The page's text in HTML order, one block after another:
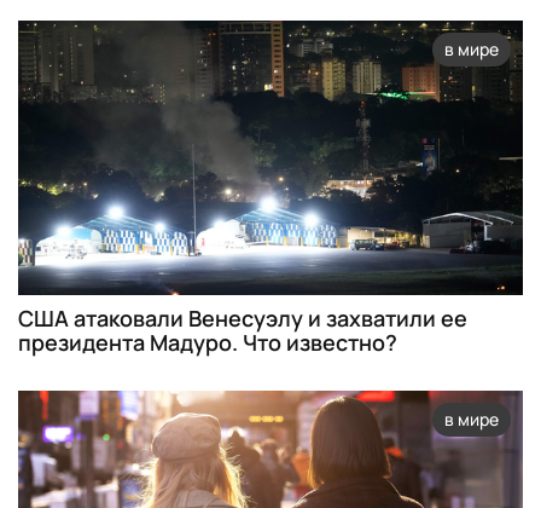
в мире
США атаковали Венесуэлу и захватили ее
президента Мадуро. Что известно?
в мире